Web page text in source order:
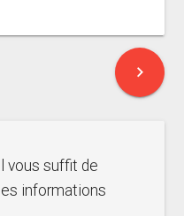
chevron_right
vous suffit de
informations